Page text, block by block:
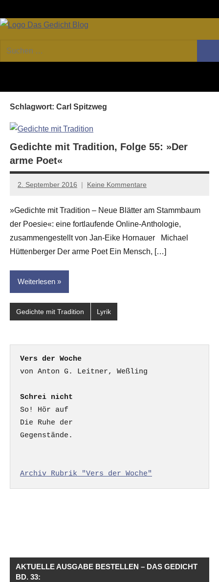
Inhalt
GEDICHT
Forum
von
Essay
und
Suchen
nach:
Schlagwort: Carl Spitzweg
Gedichte mit Tradition, Folge 55: »Der
arme Poet«
2. September 2016
Anton
Leitner
Keine Kommentare
»Gedichte mit Tradition – Neue Blätter am Stammbaum
der Poesie«: eine fortlaufende Online-Anthologie,
zusammengestellt von Jan-Eike Hornauer Michael
Hüttenberger Der arme Poet Ein Mensch, […]
Weiterlesen
Gedichte mit Tradition Lyrik
Vers der Woche
Schrei nicht
So! Hör auf
Die Ruhe der
Gegenstände.
Archiv Rubrik "Vers der Woche"
AKTUELLE AUSGABE BESTELLEN – DAS GEDICHT
BD. 33: